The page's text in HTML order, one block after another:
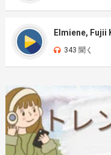
Elmiene, Fujii
343 聞く